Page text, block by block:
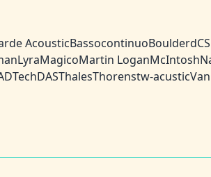
AcousticBassocontinuoBoulderdCS
LyraMagicoMartin LoganMcIntosh
TechDASThalesThorenstw-acustic